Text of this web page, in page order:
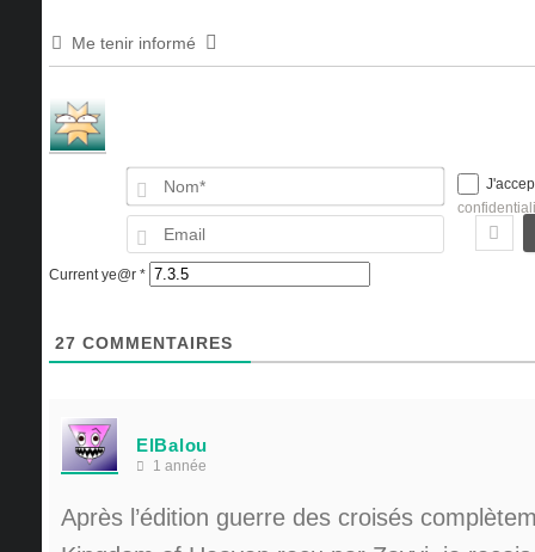
Me tenir informé
Nom*
Current ye@r *
27 COMMENTAIRES
ElBalou
1 année
Après l’édition guerre des croisés